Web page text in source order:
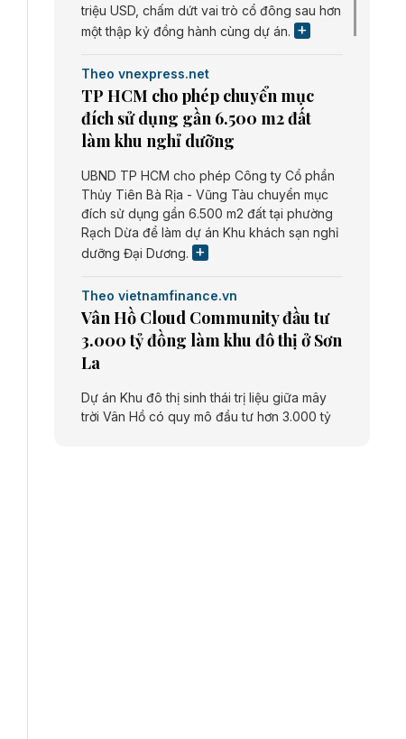
triệu USD, chấm dứt vai trò cổ đông sau hơn
một thập kỷ đồng hành cùng dự án.
Theo vnexpress.net
TP HCM cho phép chuyển mục
đích sử dụng gần 6.500 m2 đất
làm khu nghỉ dưỡng
UBND TP HCM cho phép Công ty Cổ phần
Thủy Tiên Bà Rịa - Vũng Tàu chuyển mục
đích sử dụng gần 6.500 m2 đất tại phường
Rạch Dừa để làm dự án Khu khách sạn nghỉ
dưỡng Đại Dương.
Theo vietnamfinance.vn
Vân Hồ Cloud Community đầu tư
3.000 tỷ đồng làm khu đô thị ở Sơn
La
Dự án Khu đô thị sinh thái trị liệu giữa mây
trời Vân Hồ có quy mô đầu tư hơn 3.000 tỷ